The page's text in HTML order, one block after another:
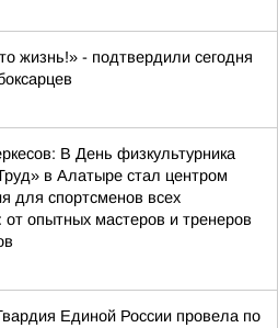
жизнь!» - подтвердили сегодня
В День физкультурника
в Алатыре стал центром
для спортсменов всех
от опытных мастеров и тренеров
Единой России провела по